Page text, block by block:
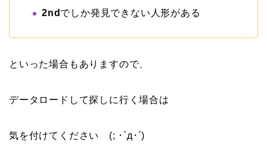
2nd でしか発見できない人形がある
といった場合もありますので、
データロードして探しに行く場合は
気を付けてください (; ･`д･´)